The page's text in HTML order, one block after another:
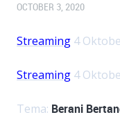
OCTOBER 3, 2020
Streaming 4
Streaming 4
Tema: Berani